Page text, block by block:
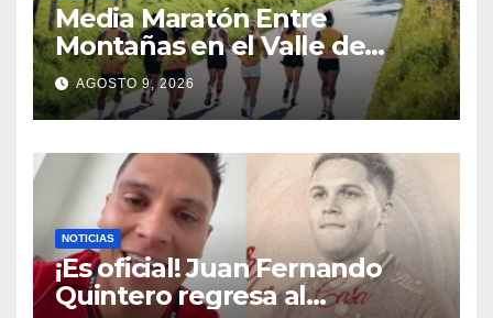
Media Maratón Entre
Montañas en el Valle de
Cocora: Fechas, rutas y todo
sobre la gran fiesta del
running en Salento
AGOSTO 9, 2026
NOTICIAS
¡Es oficial! Juan Fernando
Quintero regresa al